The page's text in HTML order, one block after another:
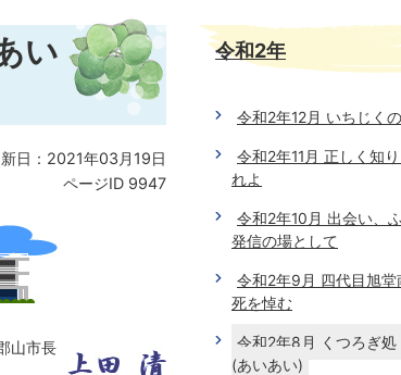
い
日：2021年03月19日
ページID 9947
山市長
令和2年
令和2年12月 いちじく
令和2年11月 正しく知
れよ
令和2年10月 出会い、ふ
発信の場として
令和2年9月 四代目旭堂
死を悼む
令和2年8月 くつろぎ処
(あいあい)